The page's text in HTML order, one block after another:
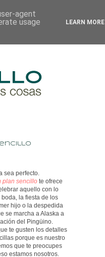
sea perfecto.
plan sencillo te ofrece
aquello con lo
la fiesta de los
hijo o la despedida
se marcha a Alaska a
del Pingüino.
te gusten los detalles
porque es nuestro
que te preocupes
estamos nosotros.
agent
usage
LEARN MORE